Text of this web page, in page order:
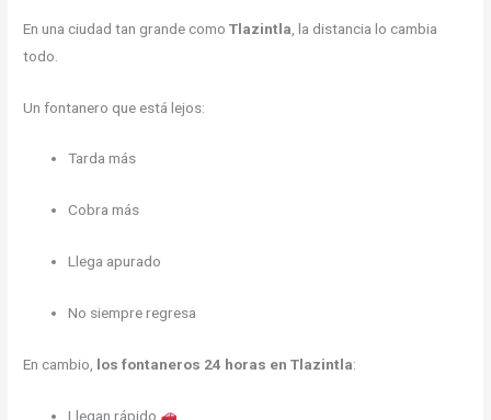
En una ciudad tan grande comoTlazintla , la distancia lo cambia
todo.
Un fontanero que está lejos:
Tarda más
Cobra más
Llega apurado
No siempre regresa
En cambio, los fontaneros 24 horas en Tlazintla:
Llegan rápido